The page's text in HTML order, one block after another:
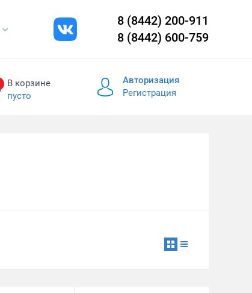
8 (8442) 200-911
8 (8442) 600-759
В корзине
пусто
Авторизация
Регистрация